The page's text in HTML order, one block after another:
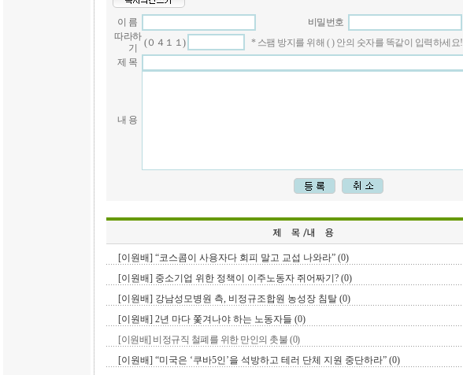
이 름
비밀번호
따라하
기
(０４１１)
* 스팸 방지를 위해 ( ) 안의 숫자를 똑같이 입력하세요!
제 목
내 용
[이원배] “코스콤이 사용자다 회피 말고 교섭 나와라” (0)
[이원배] 중소기업 위한 정책이 이주노동자 쥐어짜기? (0)
[이원배] 강남성모병원 측, 비정규조합원 농성장 침탈 (0)
[이원배] 2년 마다 쫓겨나야 하는 노동자들 (0)
[이원배] 비정규직 철폐를 위한 만인의 촛불 (0)
[이원배] “미국은 ‘쿠바5인’을 석방하고 테러 단체 지원 중단하라” (0)